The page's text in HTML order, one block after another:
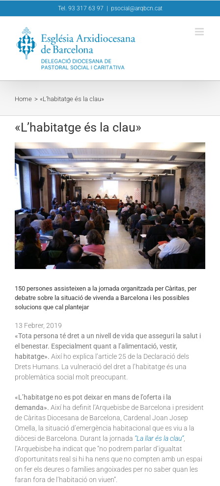
to
Tel. 93 317 63 97 psocial@arqbcn.cat
Home «L’habitatge és la clau»
«L’habitatge és la clau»
View
Larger
Image
150 persones assisteixen a la jornada organitzada per Càritas, per
debatre sobre la situació de vivenda a Barcelona i les possibles
solucions que cal plantejar
13 Febrer, 2019
«Tota persona té dret a un nivell de vida que asseguri la salut i
el benestar. Especialment quant a l’alimentació, vestir,
habitatge». Així ho explica l’article 25 de la Declaració dels
Drets Humans. La vulneració del dret a l’habitatge és una
problemàtica social molt preocupant.
«L’habitatge no es pot deixar en mans de l’oferta i la
demanda». Així ha definit l’Arquebisbe de Barcelona i president
de Càritas Diocesana de Barcelona, Cardenal Joan Josep
Omella, la situació d’emergència habitacional que es viu a la
diòcesi de Barcelona. Durant la jornada “La llar és la clau”,
l’Arquebisbe ha indicat que “no podrem parlar d’igualtat
d’oportunitats real si hi ha nens que no compten amb un espai
on fer els deures o famílies angoixades per no saber quan les
faran fora de l’habitació on viuen”.